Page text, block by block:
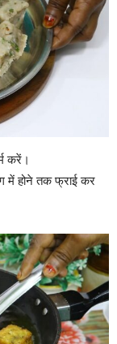
करें।
में होने तक फ्राई कर